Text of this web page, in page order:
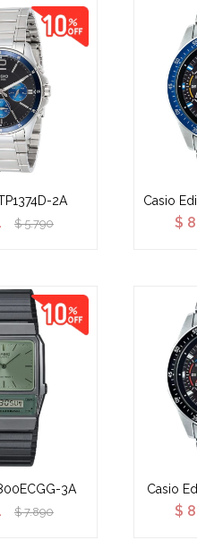
2A
$ 5.790
Casio
$
3A
$ 7.890
Casio
$